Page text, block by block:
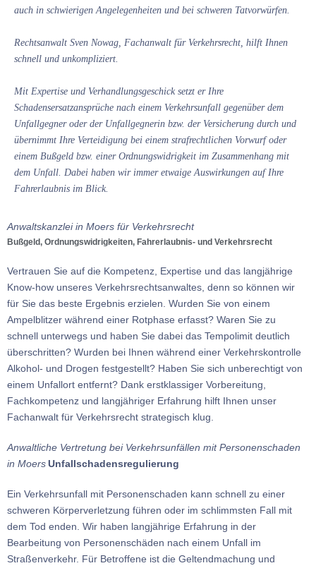
auch in schwierigen Angelegenheiten und bei schweren Tatvorwürfen.
Rechtsanwalt Sven Nowag, Fachanwalt für Verkehrsrecht, hilft Ihnen
schnell und unkompliziert.
Mit Expertise und Verhandlungsgeschick setzt er Ihre
Schadensersatzansprüche nach einem Verkehrsunfall gegenüber dem
Unfallgegner oder der Unfallgegnerin bzw. der Versicherung durch und
übernimmt Ihre Verteidigung bei einem strafrechtlichen Vorwurf oder
einem Bußgeld bzw. einer Ordnungswidrigkeit im Zusammenhang mit
dem Unfall. Dabei haben wir immer etwaige Auswirkungen auf Ihre
Fahrerlaubnis im Blick.
Anwaltskanzlei in Moers für Verkehrsrecht
Bußgeld, Ordnungswidrigkeiten, Fahrerlaubnis- und Verkehrsrecht
Vertrauen Sie auf die Kompetenz, Expertise und das langjährige
Know-how unseres Verkehrsrechtsanwaltes, denn so können wir
für Sie das beste Ergebnis erzielen. Wurden Sie von einem
Ampelblitzer während einer Rotphase erfasst? Waren Sie zu
schnell unterwegs und haben Sie dabei das Tempolimit deutlich
überschritten? Wurden bei Ihnen während einer Verkehrskontrolle
Alkohol- und Drogen festgestellt? Haben Sie sich unberechtigt von
einem Unfallort entfernt? Dank erstklassiger Vorbereitung,
Fachkompetenz und langjähriger Erfahrung hilft Ihnen unser
Fachanwalt für Verkehrsrecht strategisch klug.
Anwaltliche Vertretung bei Verkehrsunfällen mit Personenschaden
in MoersUnfallschadensregulierung
Ein Verkehrsunfall mit Personenschaden kann schnell zu einer
schweren Körperverletzung führen oder im schlimmsten Fall mit
dem Tod enden. Wir haben langjährige Erfahrung in der
Bearbeitung von Personenschäden nach einem Unfall im
Straßenverkehr. Für Betroffene ist die Geltendmachung und